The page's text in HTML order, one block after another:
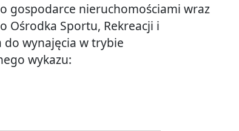
gospodarce nieruchomościami wraz
Ośrodka Sportu, Rekreacji i
do wynajęcia w trybie
wykazu: